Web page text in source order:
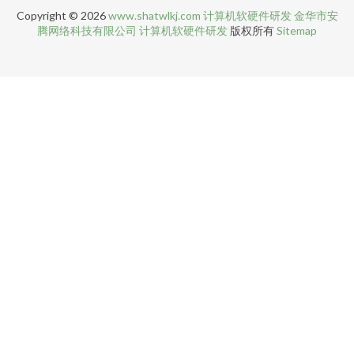
Copyright © 2026www.shatwlkj.com 计算机软硬件研发 金华市安
腾网络科技有限公司 计算机软硬件研发 版权所有Sitemap